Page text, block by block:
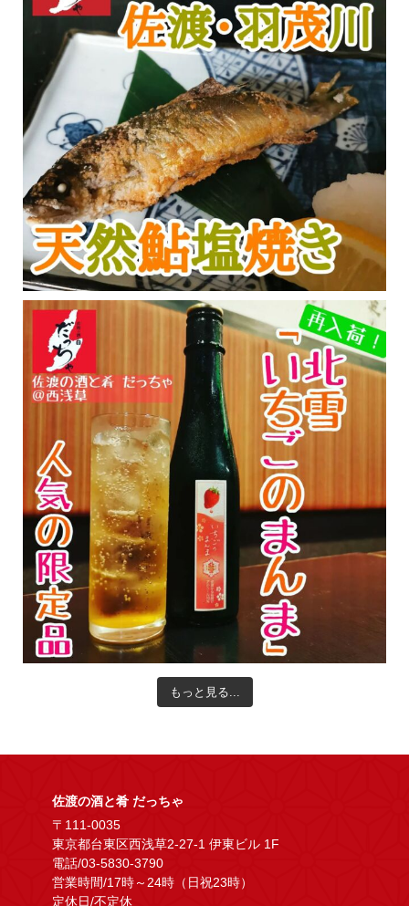
もっと見る...
佐渡の酒と肴 だっちゃ
〒111-0035
東京都台東区西浅草2-27-1 伊東ビル 1F
電話/03-5830-3790
営業時間/17時～24時（日祝23時）
定休日/不定休